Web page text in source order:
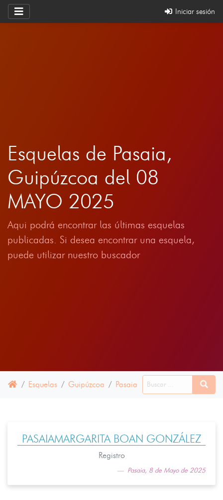
Iniciar sesión
Esquelas de Pasaia,
Guipúzcoa del 08
MAYO 2025
Aqui podrá encontrar las últimas esquelas
publicadas. Si desea encontrar una esquela,
puede utilizar nuestro buscador
Esquelas Guipúzcoa Pasaia 08 MAYO 2025
PASAIAMARGARITA BOAN GONZÁLEZ
Registro
Pasaia, 8 de Mayo de 2025